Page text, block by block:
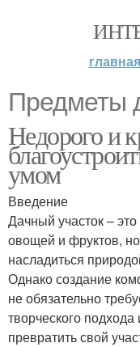
главная
Предметы
Недорого и
умом
Введение
Дачный участок –
овощей и фруктов,
насладиться
Однако создание
не обязательно
творческого
превратить свой